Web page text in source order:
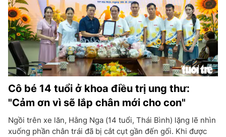
Cô bé 14 tuổi ở khoa điều trị ung thư:
"Cảm ơn vì sẽ lắp chân mới cho con"
Ngồi trên xe lăn, Hằng Nga (14 tuổi, Thái Bình) lặng lẽ nhìn
xuống phần chân trái đã bị cắt cụt gần đến gối. Khi được